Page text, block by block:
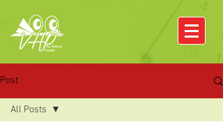
Post
All Posts